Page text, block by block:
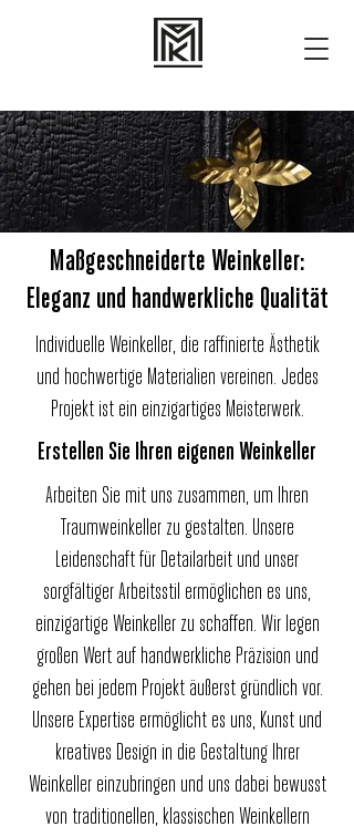
Maßgeschneiderte Weinkeller:
Eleganz und handwerkliche Qualität
Individuelle Weinkeller, die raffinierte Ästhetik
und hochwertige Materialien vereinen. Jedes
Projekt ist ein einzigartiges Meisterwerk.
Erstellen Sie Ihren eigenen Weinkeller
Arbeiten Sie mit uns zusammen, um Ihren
Traumweinkeller zu gestalten. Unsere
Leidenschaft für Detailarbeit und unser
sorgfältiger Arbeitsstil ermöglichen es uns,
einzigartige Weinkeller zu schaffen. Wir legen
großen Wert auf handwerkliche Präzision und
gehen bei jedem Projekt äußerst gründlich vor.
Unsere Expertise ermöglicht es uns, Kunst und
kreatives Design in die Gestaltung Ihrer
Weinkeller einzubringen und uns dabei bewusst
von traditionellen, klassischen Weinkellern